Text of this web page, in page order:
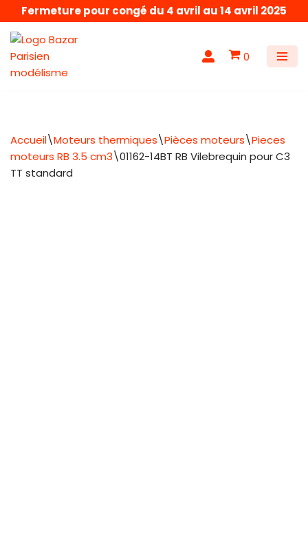
Aller
au
contenu
Fermeture pour congé du 4 avril au 14 avril 2025
0
Accueil\Moteurs thermiques\Pièces moteurs\Pieces
moteurs RB 3.5 cm3\01162-14BT RB Vilebrequin pour C3
TT standard